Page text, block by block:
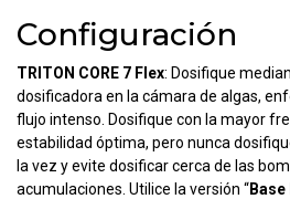
Configuración
TRITON CORE 7 Flex: Dosifique
dosificadora en la cámara de algas,
flujo intenso. Dosifique con la mayor
estabilidad óptima, pero nunca
la vez y evite dosificar cerca de las
acumulaciones. Utilice la versión “Base